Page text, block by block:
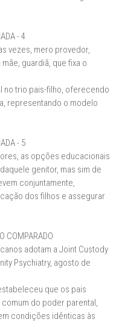
- 4
vezes, mero provedor,
guardiã, que fixa o
no trio pais-filho, oferecendo
representando o modelo
- 5
as opções educacionais
genitor, mas sim de
conjuntamente,
dos filhos e assegurar
COMPARADO
adotam a Joint Custody
Psychiatry, agosto de
que os pais
do poder parental,
condições idênticas às